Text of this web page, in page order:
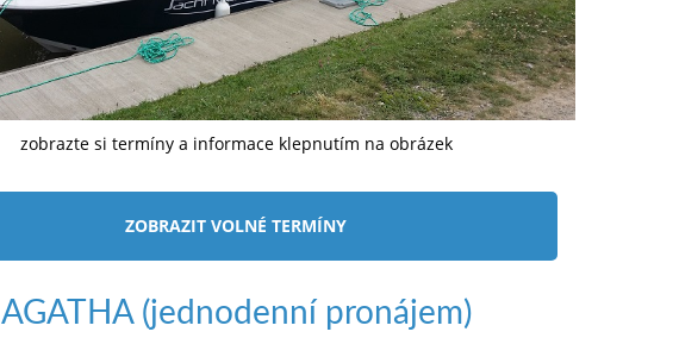
zobrazte si termíny a informace klepnutím na obrázek
ZOBRAZIT VOLNÉ TERMÍNY
AGATHA (jednodenní pronájem)